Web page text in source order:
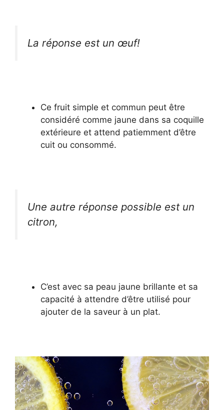
La réponse est un œuf!
Ce fruit simple et commun peut être
considéré comme jaune dans sa coquille
extérieure et attend patiemment d’être
cuit ou consommé.
Une autre réponse possible est un
citron,
C’est avec sa peau jaune brillante et sa
capacité à attendre d’être utilisé pour
ajouter de la saveur à un plat.